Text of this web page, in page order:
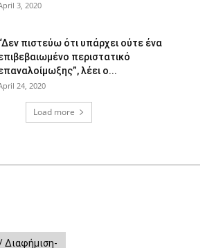
3, 2020
πιστεύω ότι υπάρχει ούτε ένα
περιστατικό
λέει ο...
24, 2020
Load more
Διαφήμιση-